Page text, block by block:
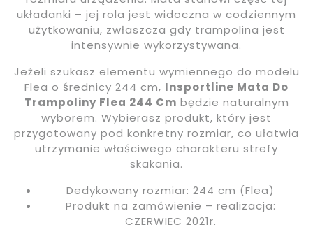
układanki – jej rola jest widoczna w codziennym
użytkowaniu, zwłaszcza gdy trampolina jest
intensywnie wykorzystywana.
Jeżeli szukasz elementu wymiennego do modelu
Flea o średnicy 244 cm, Insportline Mata Do
Trampoliny Flea 244 Cm będzie naturalnym
wyborem. Wybierasz produkt, który jest
przygotowany pod konkretny rozmiar, co ułatwia
utrzymanie właściwego charakteru strefy
skakania.
Dedykowany rozmiar: 244 cm (Flea)
Produkt na zamówienie – realizacja:
CZERWIEC 2021r.